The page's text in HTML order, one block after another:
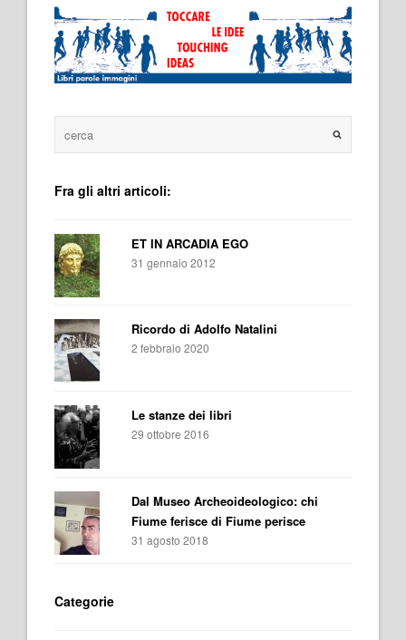
Fra gli altri articoli:
ET IN ARCADIA EGO
31 gennaio 2012
Ricordo di Adolfo Natalini
2 febbraio 2020
Le stanze dei libri
29 ottobre 2016
Dal Museo Archeoideologico: chi
Fiume ferisce di Fiume perisce
31 agosto 2018
Categorie